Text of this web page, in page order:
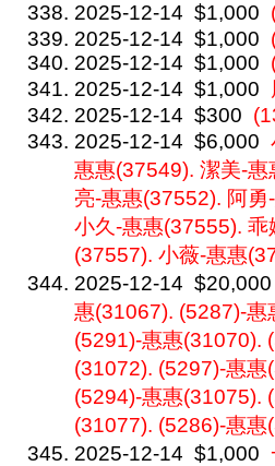
2025-12-14 $1,000
2025-12-14 $1,000
2025-12-14 $1,000
2025-12-14 $1,000
2025-12-14 $300
2025-12-14 $6,000
惠惠(37549). 潔美-
亮-惠惠(37552). 阿
小久-惠惠(37555).
(37557). 小薇-惠惠
2025-12-14 $20,000
惠(31067). (5287)-
(5291)-惠惠(31070).
(31072). (5297)-惠
(5294)-惠惠(31075).
(31077). (5286)-惠惠
2025-12-14 $1,000